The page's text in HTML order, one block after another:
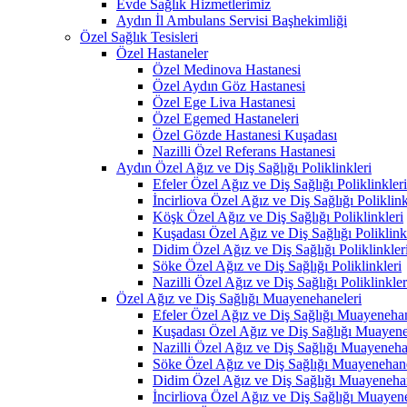
Evde Sağlık Hizmetlerimiz
Aydın İl Ambulans Servisi Başhekimliği
Özel Sağlık Tesisleri
Özel Hastaneler
Özel Medinova Hastanesi
Özel Aydın Göz Hastanesi
Özel Ege Liva Hastanesi
Özel Egemed Hastaneleri
Özel Gözde Hastanesi Kuşadası
Nazilli Özel Referans Hastanesi
Aydın Özel Ağız ve Diş Sağlığı Poliklinkleri
Efeler Özel Ağız ve Diş Sağlığı Poliklinkleri
İncirliova Özel Ağız ve Diş Sağlığı
Köşk Özel Ağız ve Diş Sağlığı Poliklinkleri
Kuşadası Özel Ağız ve Diş Sağlığı
Didim Özel Ağız ve Diş Sağlığı Poliklinkleri
Söke Özel Ağız ve Diş Sağlığı Poliklinkleri
Nazilli Özel Ağız ve Diş Sağlığı
Özel Ağız ve Diş Sağlığı Muayenehaneleri
Efeler Özel Ağız ve Diş Sağlığı
Kuşadası Özel Ağız ve Diş Sağlığı
Nazilli Özel Ağız ve Diş Sağlığı
Söke Özel Ağız ve Diş Sağlığı
Didim Özel Ağız ve Diş Sağlığı
İncirliova Özel Ağız ve Diş Sağlığı